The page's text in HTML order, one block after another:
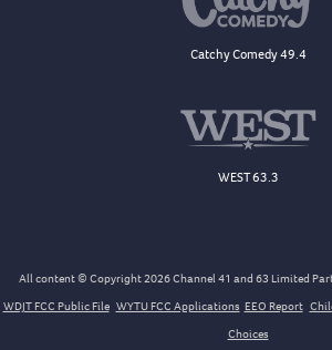
Catchy Comedy 49.4
WEST 63.3
All content © Copyright 2026 Channel 41 and 63 Limited
WDJT FCC Public File WYTU FCC Applications EEO Report
Choices